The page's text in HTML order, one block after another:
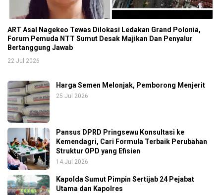
ART Asal Nagekeo Tewas Dilokasi Ledakan Grand Polonia,
Forum Pemuda NTT Sumut Desak Majikan Dan Penyalur
Bertanggung Jawab
22 Jul 2026
Harga Semen Melonjak, Pemborong Menjerit
25 Jul 2026
Pansus DPRD Pringsewu Konsultasi ke
Kemendagri, Cari Formula Terbaik Perubahan
Struktur OPD yang Efisien
14 Jul 2026
Kapolda Sumut Pimpin Sertijab 24 Pejabat
Utama dan Kapolres